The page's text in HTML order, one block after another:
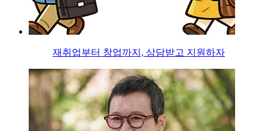
재취업부터 창업까지, 상담받고 지원하자